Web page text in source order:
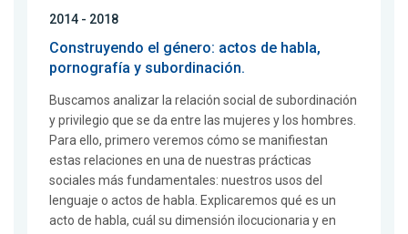
2014 - 2018
Construyendo el género: actos de habla,
pornografía y subordinación.
Buscamos analizar la relación social de subordinación
y privilegio que se da entre las mujeres y los hombres.
Para ello, primero veremos cómo se manifiestan
estas relaciones en una de nuestras prácticas
sociales más fundamentales: nuestros usos del
lenguaje o actos de habla. Explicaremos qué es un
acto de habla, cuál su dimensión ilocucionaria y en